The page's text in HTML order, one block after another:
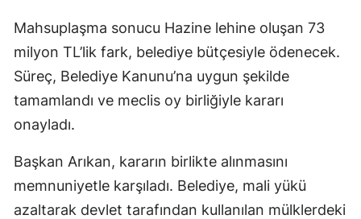
Mahsuplaşma sonucu Hazine lehine oluşan 73
milyon TL’lik fark, belediye bütçesiyle ödenecek.
Süreç, Belediye Kanunu’na uygun şekilde
tamamlandı ve meclis oy birliğiyle kararı
onayladı.
Başkan Arıkan, kararın birlikte alınmasını
memnuniyetle karşıladı. Belediye, mali yükü
azaltarak devlet tarafından kullanılan mülklerdeki